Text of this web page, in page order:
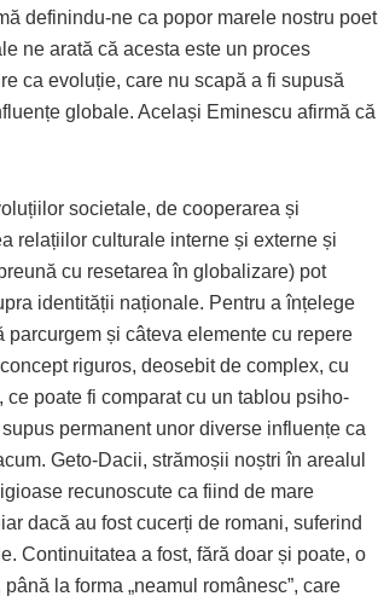
definindu-ne ca popor marele nostru poet
ne arată că acesta este un proces
ca evoluție, care nu scapă a fi supusă
globale. Același Eminescu afirmă că
societale, de cooperarea și
relațiilor culturale interne și externe și
cu resetarea în globalizare) pot
identității naționale. Pentru a înțelege
și câteva elemente cu repere
riguros, deosebit de complex, cu
poate fi comparat cu un tablou psiho-
permanent unor diverse influențe ca
Geto-Dacii, strămoșii noștri în arealul
recunoscute ca fiind de mare
dacă au fost cucerți de romani, suferind
Continuitatea a fost, fără doar și poate, o
la forma „neamul românesc”, care